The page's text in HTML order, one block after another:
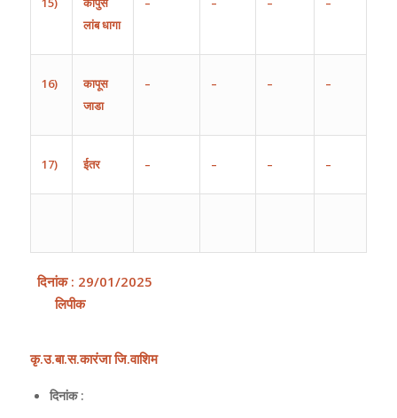
लांबधागा
16)
कापूस
जाडा
– – – –
17) ईतर – – – –
दिनांक : 29/01/2025
लिपीक
कृ.उ.बा.स.कारंजा जि.वाशिम
दिनांक :